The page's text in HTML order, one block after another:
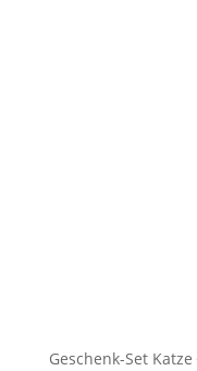
Geschenk-Set Katze